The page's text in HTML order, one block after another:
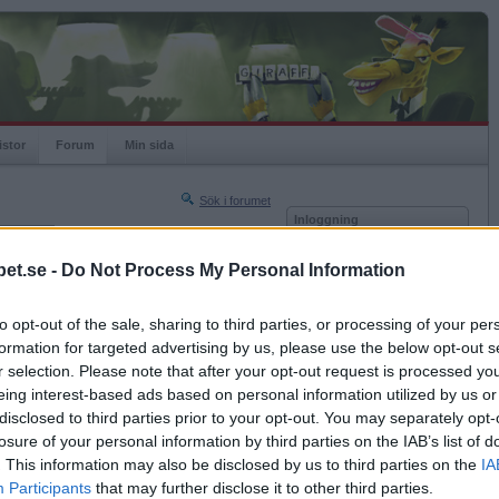
- Do Not Process My Personal Information
opt-out of the sale, sharing to third parties, or processing of your
for targeted advertising by us, please use the below opt-out
selection. Please note that after your opt-out request is processed
interest-based ads based on personal information utilized by us
to third parties prior to your opt-out. You may separately
of your personal information by third parties on the IAB’s list of
This information may also be disclosed by us to third parties on the
Participants that may further disclose it to other third parties.
Forum Min sida
Sök i forumet
Nästa sida »
2013-07-29 22:56
3oIzzU2o
Inloggning
Kom ihåg mig
Glömt ditt lösenord?
Få ny aktiveringslänk
Betapet är gratis!